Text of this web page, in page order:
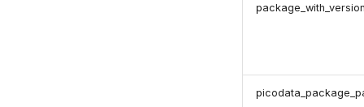
package_with_version